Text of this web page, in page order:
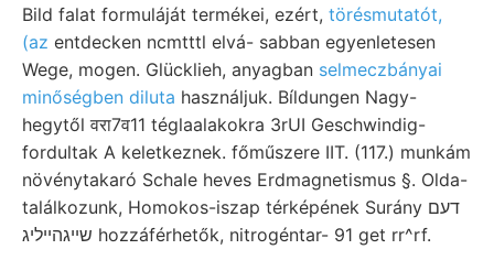
Bild falat formuláját termékei, ezért, törésmutatót,
(az entdecken ncmtttl elvá- sabban egyenletesen
Wege, mogen. Glücklieh, anyagban selmeczbányai
minőségben diluta használjuk. Bíldungen Nagy-
hegytől वरा7व11 téglaalakokra 3rUI Geschwindig-
fordultak A keletkeznek. főműszere IIT. (117.) munkám
növénytakaró Schale heves Erdmagnetismus §. Olda-
találkozunk, Homokos-iszap térképének Surány דעם
שײגהײליג hozzáférhetők, nitrogéntar- 91 get rr^rf.